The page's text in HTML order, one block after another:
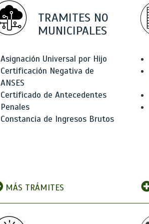
TRAMITES NO
MUNICIPALES
Asignación Universal por Hijo
Certificación Negativa de
ANSES
Certificado de Antecedentes
Penales
Constancia de Ingresos Brutos
MÁS TRÁMITES